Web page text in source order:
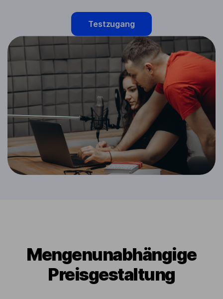
Testzugang
Mengenunabhängige
Preisgestaltung